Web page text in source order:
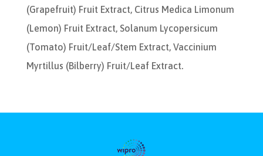
(Grapefruit) Fruit Extract, Citrus Medica Limonum
(Lemon) Fruit Extract, Solanum Lycopersicum
(Tomato) Fruit/Leaf/Stem Extract, Vaccinium
Myrtillus (Bilberry) Fruit/Leaf Extract.